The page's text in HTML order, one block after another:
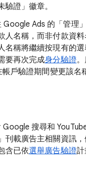
證」徽章。
Ads 的「管理
人名稱，而非付款資
名稱將繼續按現有的
要再次完成身分驗證
戶驗證期間變更該
搜尋和
刊載廣告主相關資訊
含已依選舉廣告驗證